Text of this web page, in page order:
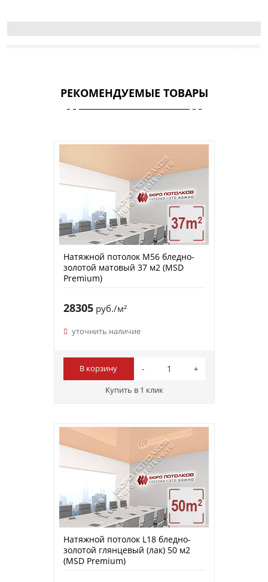
РЕКОМЕНДУЕМЫЕ ТОВАРЫ
Натяжной потолок M56 бледно-
золотой матовый 37 м2 (MSD
Premium)
28305руб./м²
уточнить наличие
В корзину
Купить в 1 клик
Натяжной потолок L18 бледно-
золотой глянцевый (лак) 50 м2
(MSD Premium)